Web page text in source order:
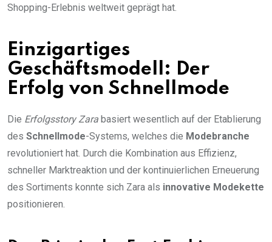
Shopping-Erlebnis weltweit geprägt hat.
Einzigartiges
Geschäftsmodell: Der
Erfolg von Schnellmode
Die Erfolgsstory Zara basiert wesentlich auf der Etablierung
des Schnellmode-Systems, welches die Modebranche
revolutioniert hat. Durch die Kombination aus Effizienz,
schneller Marktreaktion und der kontinuierlichen Erneuerung
des Sortiments konnte sich Zara als innovative Modekette
positionieren.